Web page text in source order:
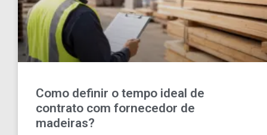
Como definir o tempo ideal de
contrato com fornecedor de
madeiras?